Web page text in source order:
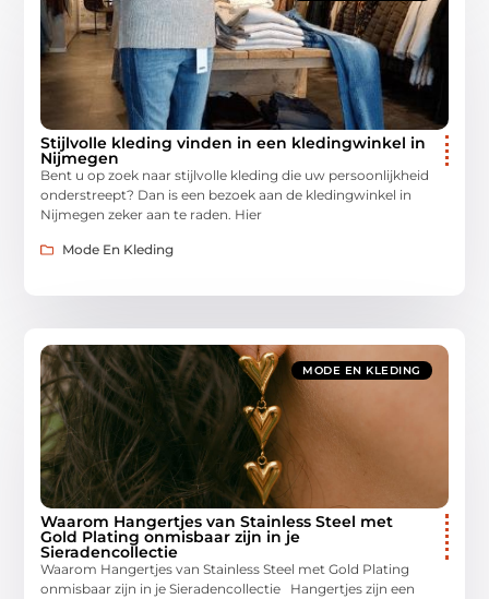
Stijlvolle kleding vinden in een kledingwinkel in
Nijmegen
Bent u op zoek naar stijlvolle kleding die uw persoonlijkheid
onderstreept? Dan is een bezoek aan de kledingwinkel in
Nijmegen zeker aan te raden. Hier
Mode En Kleding
MODE EN KLEDING
Waarom Hangertjes van Stainless Steel met
Gold Plating onmisbaar zijn in je
Sieradencollectie
Waarom Hangertjes van Stainless Steel met Gold Plating
onmisbaar zijn in je Sieradencollectie Hangertjes zijn een